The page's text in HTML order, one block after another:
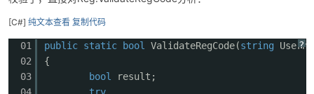
[C#] 纯文本查看 复制代码
?
01
02
03
04
public static bool ValidateRegCode(string
{
bool
result;
try